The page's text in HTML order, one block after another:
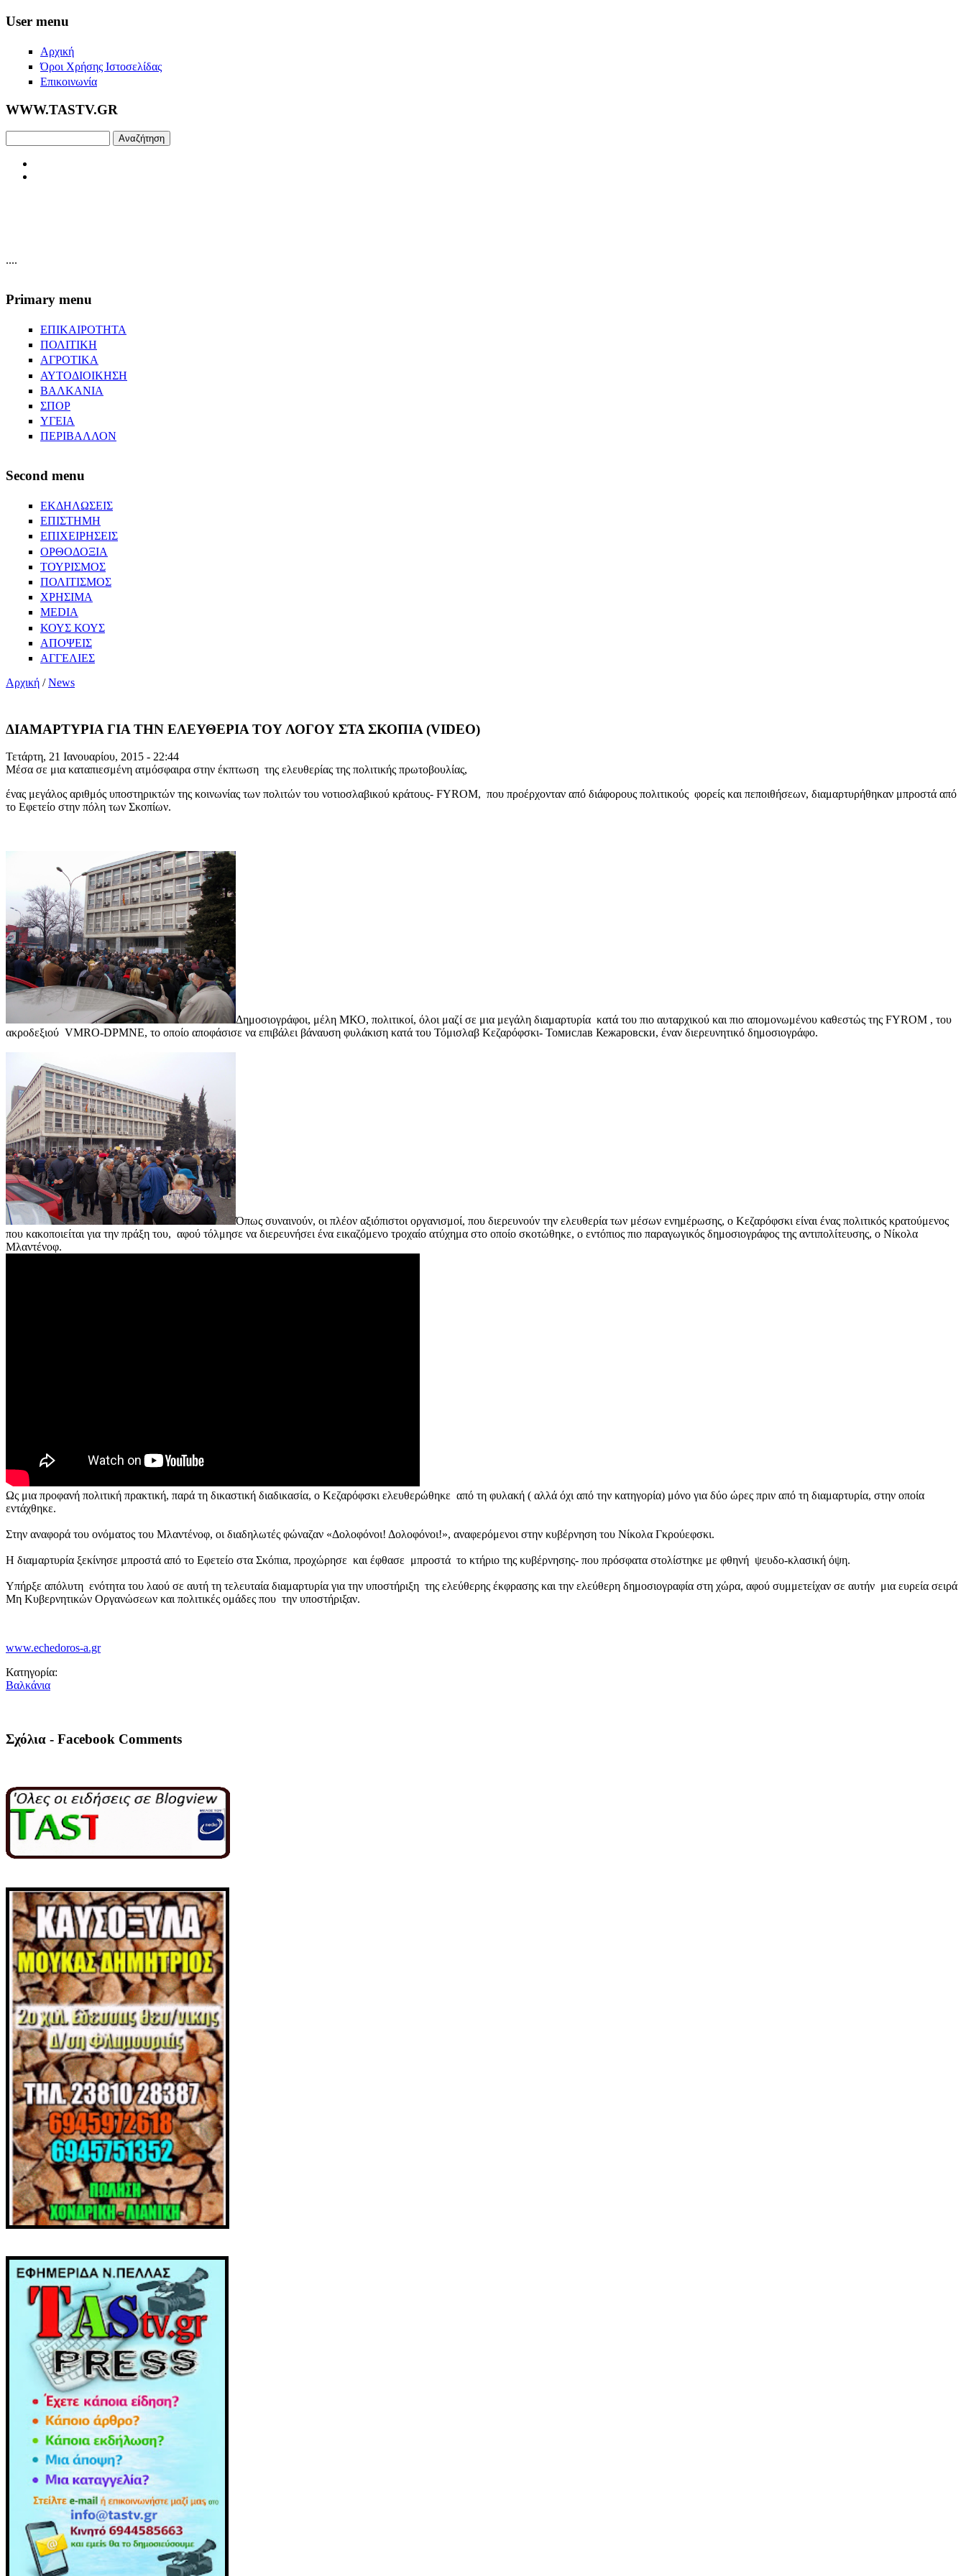
Skip to main content
User menu
Αρχική
Όροι Χρήσης Ιστοσελίδας
Επικοινωνία
WWW.TASTV.GR
....
Primary menu
ΕΠΙΚΑΙΡΟΤΗΤΑ
ΠΟΛΙΤΙΚΗ
ΑΓΡΟΤΙΚΑ
ΑΥΤΟΔΙΟΙΚΗΣΗ
ΒΑΛΚΑΝΙΑ
ΣΠΟΡ
ΥΓΕΙΑ
ΠΕΡΙΒΑΛΛΟΝ
Second menu
ΕΚΔΗΛΩΣΕΙΣ
ΕΠΙΣΤΗΜΗ
ΕΠΙΧΕΙΡΗΣΕΙΣ
ΟΡΘΟΔΟΞΙΑ
ΤΟΥΡΙΣΜΟΣ
ΠΟΛΙΤΙΣΜΟΣ
ΧΡΗΣΙΜΑ
MEDIA
ΚΟΥΣ ΚΟΥΣ
ΑΠΟΨΕΙΣ
ΑΓΓΕΛΙΕΣ
Αρχική /News
ΔΙΑΜΑΡΤΥΡΙΑ ΓΙΑ ΤΗΝ ΕΛΕΥΘΕΡΙΑ ΤΟΥ ΛΟΓΟΥ ΣΤΑ ΣΚΟΠΙΑ (VIDEO)
Τετάρτη, 21 Ιανουαρίου, 2015 - 22:44
Μέσα σε μια καταπιεσμένη ατμόσφαιρα στην έκπτωση της ελευθερίας της πολιτικής πρωτοβουλίας,
ένας μεγάλος αριθμός υποστηρικτών της κοινωνίας των πολιτών του νοτιοσλαβικού κράτους- FYROM, που προέρχονταν από διάφορους πολιτικούς φορείς και πεποιθήσεων, διαμαρτυρήθηκαν μπροστά από
το Εφετείο στην πόλη των Σκοπίων.
Δημοσιογράφοι, μέλη ΜΚΟ, πολιτικοί, όλοι μαζί σε μια μεγάλη διαμαρτυρία κατά του πιο αυταρχικού και πιο απομονωμένου καθεστώς της FYROM , του
ακροδεξιού VMRO-DPMNE, το οποίο αποφάσισε να επιβάλει βάναυση φυλάκιση κατά του Τόμισλαβ Κεζαρόφσκι- Томислав Кежаровски, έναν διερευνητικό δημοσιογράφο.
Όπως συναινούν, οι πλέον αξιόπιστοι οργανισμοί, που διερευνούν την ελευθερία των μέσων ενημέρωσης, ο Κεζαρόφσκι είναι ένας πολιτικός κρατούμενος
που κακοποιείται για την πράξη του, αφού τόλμησε να διερευνήσει ένα εικαζόμενο τροχαίο ατύχημα στο οποίο σκοτώθηκε, ο εντόπιος πιο παραγωγικός δημοσιογράφος της αντιπολίτευσης, ο Νίκολα
Μλαντένοφ.
Ως μια προφανή πολιτική πρακτική, παρά τη δικαστική διαδικασία, ο Κεζαρόφσκι ελευθερώθηκε από τη φυλακή ( αλλά όχι από την κατηγορία) μόνο για δύο ώρες πριν από τη διαμαρτυρία, στην οποία
εντάχθηκε.
Στην αναφορά του ονόματος του Μλαντένοφ, οι διαδηλωτές φώναζαν «Δολοφόνοι! Δολοφόνοι!», αναφερόμενοι στην κυβέρνηση του Νίκολα Γκρούεφσκι.
Η διαμαρτυρία ξεκίνησε μπροστά από το Εφετείο στα Σκόπια, προχώρησε και έφθασε μπροστά το κτήριο της κυβέρνησης- που πρόσφατα στολίστηκε με φθηνή ψευδο-κλασική όψη.
Υπήρξε απόλυτη ενότητα του λαού σε αυτή τη τελευταία διαμαρτυρία για την υποστήριξη της ελεύθερης έκφρασης και την ελεύθερη δημοσιογραφία στη χώρα, αφού συμμετείχαν σε αυτήν μια ευρεία σειρά
Μη Κυβερνητικών Οργανώσεων και πολιτικές ομάδες που την υποστήριξαν.
www.echedoros-a.gr
Κατηγορία:
Βαλκάνια
Σχόλια - Facebook Comments